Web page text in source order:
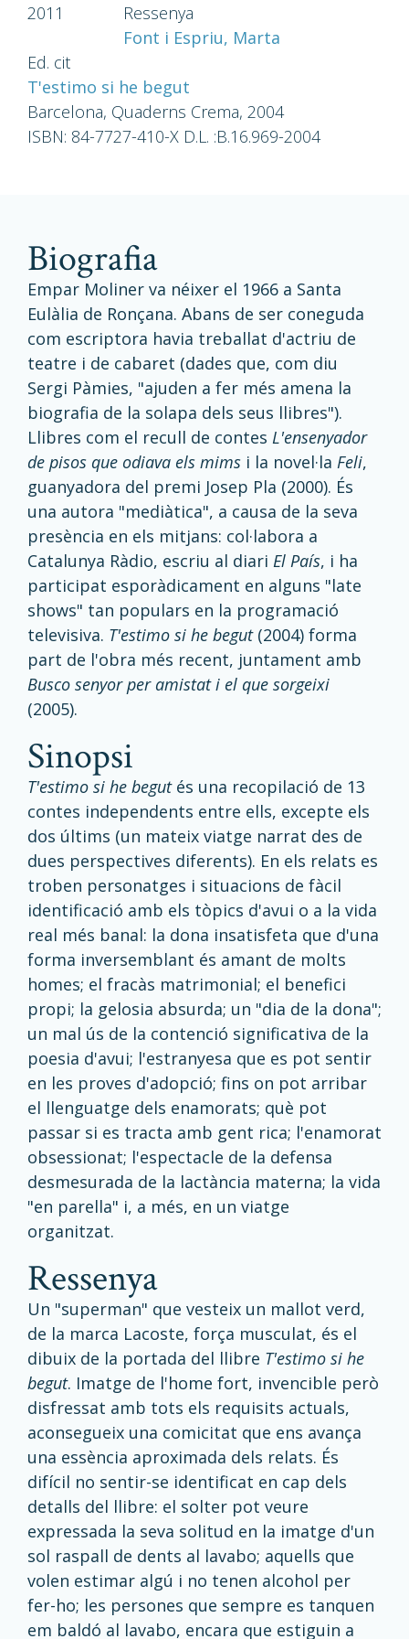
2011
Ressenya
Font i Espriu, Marta
Ed. cit
T'estimo si he begut
Barcelona, Quaderns Crema, 2004
ISBN: 84-7727-410-X D.L. :B.16.969-2004
biografia
Empar Moliner va néixer el 1966 a Santa
Eulàlia de Ronçana. Abans de ser coneguda
com escriptora havia treballat d'actriu de
teatre i de cabaret (dades que, com diu
Sergi Pàmies, "ajuden a fer més amena la
biografia de la solapa dels seus llibres").
Llibres com el recull de contes L'ensenyador
de pisos que odiava els mims i la novel·la Feli,
guanyadora del premi Josep Pla (2000). És
una autora "mediàtica", a causa de la seva
presència en els mitjans: col·labora a
Catalunya Ràdio, escriu al diari El País, i ha
participat esporàdicament en alguns "late
shows" tan populars en la programació
televisiva. T'estimo si he begut(2004) forma
part de l'obra més recent, juntament amb
Busco senyor per amistat i el que sorgeixi
(2005).
sinopsi
T'estimo si he begutés una recopilació de 13
contes independents entre ells, excepte els
dos últims (un mateix viatge narrat des de
dues perspectives diferents). En els relats es
troben personatges i situacions de fàcil
identificació amb els tòpics d'avui o a la vida
real més banal: la dona insatisfeta que d'una
forma inversemblant és amant de molts
homes; el fracàs matrimonial; el benefici
propi; la gelosia absurda; un "dia de la dona";
un mal ús de la contenció significativa de la
poesia d'avui; l'estranyesa que es pot sentir
en les proves d'adopció; fins on pot arribar
el llenguatge dels enamorats; què pot
passar si es tracta amb gent rica; l'enamorat
obsessionat; l'espectacle de la defensa
desmesurada de la lactància materna; la vida
"en parella" i, a més, en un viatge
organitzat.
ressenya
Un "superman" que vesteix un mallot verd,
de la marca Lacoste, força musculat, és el
dibuix de la portada del llibre T'estimo si he
begut. Imatge de l'home fort, invencible però
disfressat amb tots els requisits actuals,
aconsegueix una comicitat que ens avança
una essència aproximada dels relats. És
difícil no sentir-se identificat en cap dels
detalls del llibre: el solter pot veure
expressada la seva solitud en la imatge d'un
sol raspall de dents al lavabo; aquells que
volen estimar algú i no tenen alcohol per
fer-ho; les persones que sempre es tanquen
em baldó al lavabo, encara que estiguin a